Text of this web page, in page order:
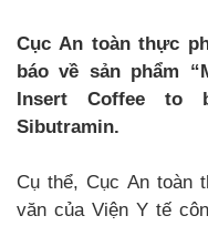
Cục An toàn thực
báo về sản phẩm
Insert Coffee to
Sibutramin.
Cụ thể, Cục An toàn
văn của Viện Y tế